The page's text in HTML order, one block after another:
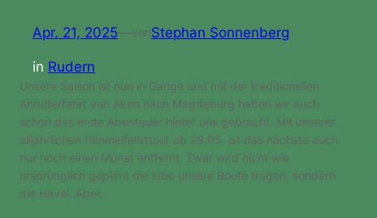
Apr. 21, 2025—vonStephan Sonnenberg
in Rudern
Unsere Saison ist nun in Gange und mit der traditionellen
Anruderfahrt von Aken nach Magdeburg haben wir auch
schon das erste Abenteuer hinter uns gebracht. Mit unserer
alljährlichen Himmelfahrttour ab 29.05. ist das nächste auch
nur noch einen Monat entfernt. Zwar wird nicht wie
ursprünglich geplant die Elbe unsere Boote tragen, sondern
die Havel. Aber…